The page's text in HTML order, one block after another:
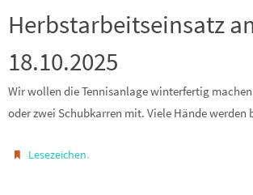
Herbstarbeitseinsatz
18.10.2025
Wir wollen die Tennisanlage winterfertig
oder zwei Schubkarren mit. Viele Hände werden
Lesezeichen.